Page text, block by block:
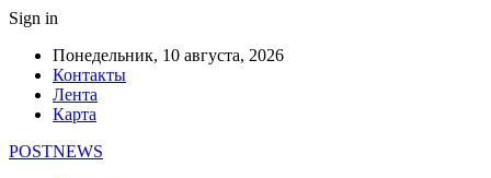
Sign in
Понедельник, 10 августа, 2026
Контакты
Лента
Карта
POSTNEWS